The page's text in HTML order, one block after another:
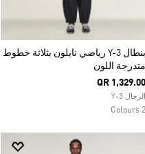
بنطال Y-3 رياضي نايلون بثلاثة خطوط
متدرجة اللون
QR 1,329.00
الرجال Y-3
2 Colours